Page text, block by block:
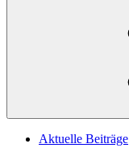
Aktuelle Beiträge